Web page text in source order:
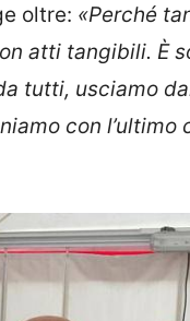
oltre: «Perché
atti tangibili. È
tutti, usciamo
con